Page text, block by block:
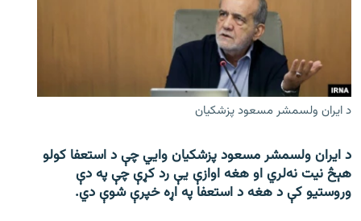
د ایران ولسمشر مسعود پزشکیان
د ایران ولسمشر مسعود پزشکیان وایي چې د استعفا کولو
هېڅ نیت نه‌لري او هغه اوازې یې رد کړې چې په دې
وروستیو کې د هغه د استعفا په اړه خپرې شوې دي.